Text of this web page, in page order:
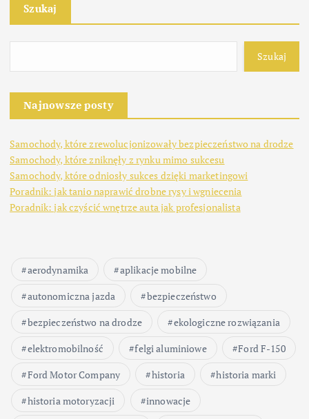
Szukaj
Szukaj
Najnowsze posty
Samochody, które zrewolucjonizowały bezpieczeństwo na drodze
Samochody, które zniknęły z rynku mimo sukcesu
Samochody, które odniosły sukces dzięki marketingowi
Poradnik: jak tanio naprawić drobne rysy i wgniecenia
Poradnik: jak czyścić wnętrze auta jak profesjonalista
aerodynamika
aplikacje mobilne
autonomiczna jazda
bezpieczeństwo
bezpieczeństwo na drodze
ekologiczne rozwiązania
elektromobilność
felgi aluminiowe
Ford F-150
Ford Motor Company
historia
historia marki
historia motoryzacji
innowacje